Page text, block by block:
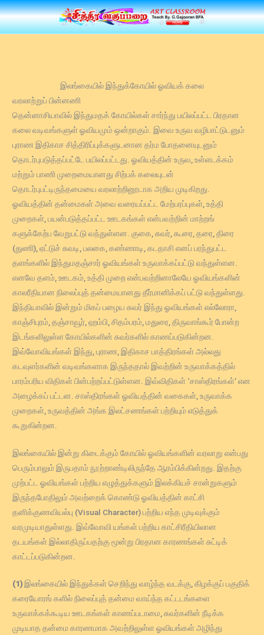
Skip
to
content
இலங்கையில் இந்துக்கோயில் ஓவியக் கலை
வரலாற்றுப் பின்னணி
தென்னாசியாவில் இந்துமதக் கோயில்கள் சார்ந்து பயிலப்பட்ட பிரதான
கலை வடிவங்களுள் ஓவியமும் ஒன்றாகும். இவை உருவ வழிபாட்டுடனும்
புராண இதிகாச சித்திரிப்புக்களுடனான தர்ம போதனையுடனும்
தொடர்புபடுத்தப்பட்டே பயிலப்பட்டது. ஓவியத்தின் உருவ, உள்ளடக்கம்
மற்றும் பாணி முறைமையானது சிற்பக் கலையுடன்
தொடர்புபட்டிருந்தமையை வரலாற்றினூடாக அறிய முடிகிறது.
ஓவியத்தின் தன்மைகள் அவை வரையப்பட்ட மேற்பரப்புகள், உத்தி
முறைகள், பயன்படுத்தப்பட்ட ஊடகங்கள் என்பவற்றின் மாற்றங்
களுக்கேற்ப வேறுபட்டு வந்துள்ளன. குகை, சுவர், கூரை, தரை, திரை
(துணி), ஏட்டுச் சுவடி, பலகை, கண்ணாடி, கடதாசி எனப் பரந்துபட்ட
தளங்களில் இந்துமதஞ்சார் ஓவியங்கள் உருவாக்கப்பட்டு வந்துள்ளன.
எனவே தளம், ஊடகம், உத்தி முறை என்பவற்றினாலேயே ஓவியங்களின்
காலரீதியான நிலைப்புத் தன்மையானது தீர்மானிக்கப் பட்டு வந்துள்ளது.
இந்தியாவில் இன்றும் மிகப் பழைய சுவர் இந்து ஓவியங்கள் எல்லோரா,
காஞ்சிபுரம், தஞ்சாவூர், ஹம்பி, சிதம்பரம், மதுரை, திருவாங்கூர் போன்ற
இடங்களிலுள்ள கோயில்களின் சுவர்களில் காணப்படுகின்றன.
இவ்வோவியங்கள் இந்து, புராண, இதிகாச பாத்திரங்கள் அல்லது
கடவுளர்களின் வடிவங்களாக இருந்ததால் இவற்றின் உருவாக்கத்தில்
பாரம்பரிய விதிகள் பின்பற்றப்பட்டுள்ளன. இவ்விதிகள் ‘சாஸ்திரங்கள்’ என
அழைக்கப் பட்டன. சாஸ்திரங்கள் ஓவியத்தின் வகைகள், உருவாக்க
முறைகள், உருவத்தின் அங்க இலட்சணங்கள் பற்றியும் எடுத்துக்
கூறுகின்றன.
இலங்கையில் இன்று கிடைக்கும் கோயில் ஓவியங்களின் வரலாறு என்பது
பெரும்பாலும் இருபதாம் நூற்றாண்டிலிருந்தே ஆரம்பிக்கின்றது. இதற்கு
முற்பட்ட ஓவியங்கள் பற்றிய எழுத்துக்களும் இலக்கியச் சான்றுகளும்
இருந்தபோதிலும் அவற்றைக் கொண்டு ஓவியத்தின் காட்சி
தனிக்குணவியல்பு (Visual Character) பற்றிய எந்த முடிவுக்கும்
வரமுடியாதுள்ளது. இவ்வோவி யங்கள் பற்றிய காட்சிரீதியிலான
தடயங்கள் இல்லாதிருப்பதற்கு மூன்று பிரதான காரணங்கள் சுட்டிக்
காட்டப்படுகின்றன.
(1)இலங்கையில் இந்துக்கள் செறிந்து வாழ்ந்த வடக்கு, கிழக்குப் பகுதிக்
கரையோரங் களில் நிலைப்புத் தன்மை வாய்ந்த கட்டடங்களை
உருவாக்கக்கூடிய ஊடகங்கள் காணப்படாமை, சுவர்களின் நீடிக்க
முடியாத தன்மை காரணமாக அவற்றிலுள்ள ஓவியங்கள் அழிந்து